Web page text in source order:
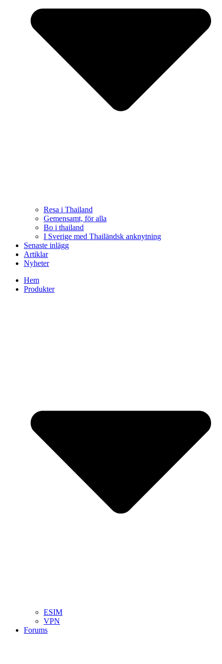
Resa i Thailand
Gemensamt, för alla
Bo i thailand
I Sverige med Thailändsk anknytning
Senaste inlägg
Artiklar
Nyheter
Hem
Produkter
ESIM
VPN
Forums